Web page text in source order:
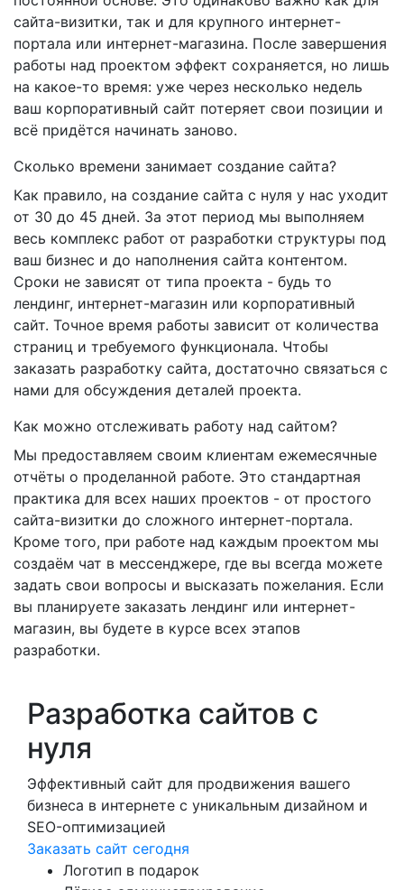
сайта-визитки, так и для крупного интернет-
портала или интернет-магазина. После завершения
работы над проектом эффект сохраняется, но лишь
на какое-то время: уже через несколько недель
ваш корпоративный сайт потеряет свои позиции и
всё придётся начинать заново.
Сколько времени занимает создание сайта?
Как правило, на создание сайта с нуля у нас уходит
от 30 до 45 дней. За этот период мы выполняем
весь комплекс работ от разработки структуры под
ваш бизнес и до наполнения сайта контентом.
Сроки не зависят от типа проекта - будь то
лендинг, интернет-магазин или корпоративный
сайт. Точное время работы зависит от количества
страниц и требуемого функционала. Чтобы
заказать разработку сайта, достаточно связаться с
нами для обсуждения деталей проекта.
Как можно отслеживать работу над сайтом?
Мы предоставляем своим клиентам ежемесячные
отчёты о проделанной работе. Это стандартная
практика для всех наших проектов - от простого
сайта-визитки до сложного интернет-портала.
Кроме того, при работе над каждым проектом мы
создаём чат в мессенджере, где вы всегда можете
задать свои вопросы и высказать пожелания. Если
вы планируете заказать лендинг или интернет-
магазин, вы будете в курсе всех этапов
разработки.
Разработка сайтов с
нуля
Эффективный сайт для продвижения вашего
бизнеса в интернете с уникальным дизайном и
SEO-оптимизацией
Заказать сайт сегодня
Логотип в подарок